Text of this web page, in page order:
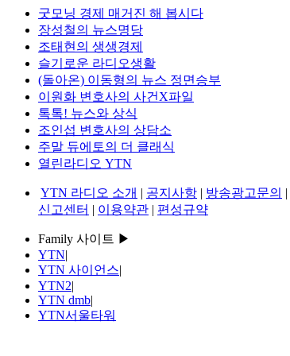
굿모닝 경제 매거진 해 봅시다
장성철의 뉴스명당
조태현의 생생경제
슬기로운 라디오생활
(돌아온) 이동형의 뉴스 정면승부
이원화 변호사의 사건X파일
톡톡! 뉴스와 상식
조인섭 변호사의 상담소
주말 듀에토의 더 클래식
열린라디오 YTN
YTN 라디오 소개 | 공지사항 | 방송광고문의 |
신고센터 | 이용약관 | 편성규약
Family 사이트 ▶
YTN|
YTN 사이언스|
YTN2|
YTN dmb|
YTN서울타워